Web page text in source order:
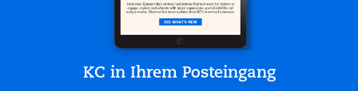
KC in Ihrem Posteingang